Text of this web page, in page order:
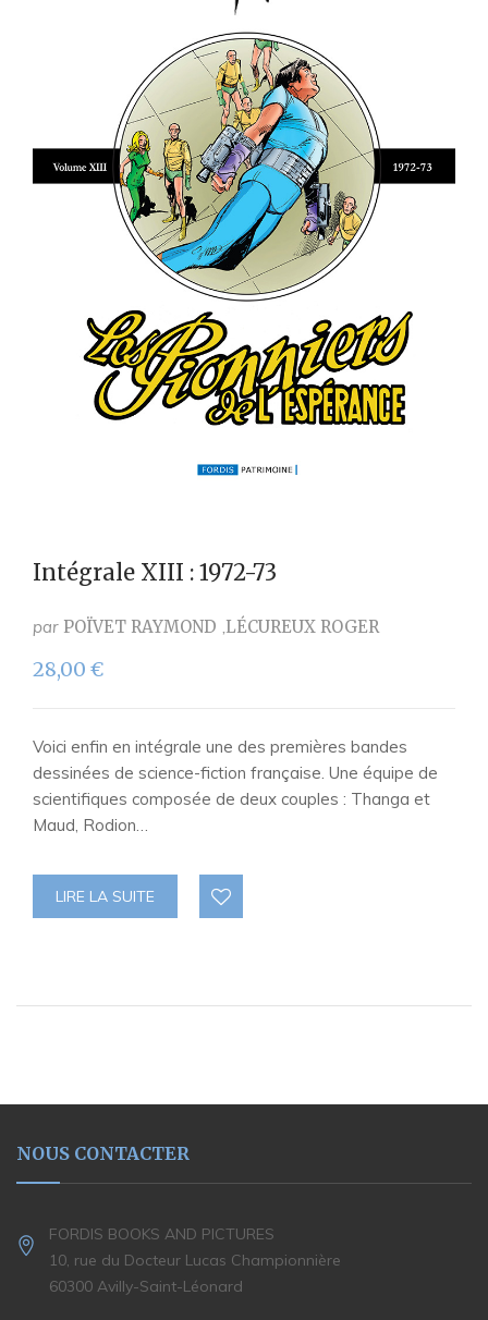
Intégrale XIII : 1972-73
par POÏVET RAYMOND LÉCUREUX ROGER
28,00 €
Voici enfin en intégrale une des premières bandes
dessinées de science-fiction française. Une équipe de
scientifiques composée de deux couples : Thanga et
Maud, Rodion…
LIRE LA SUITE
NOUS CONTACTER
FORDIS BOOKS AND PICTURES
10, rue du Docteur Lucas Championnière
60300 Avilly-Saint-Léonard